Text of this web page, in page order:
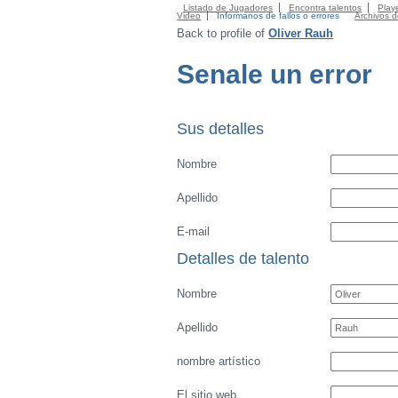
Listado de Jugadores Encontra talentos
Video
Informanos de fallos o errores Archivos
Back to profile of Oliver Rauh
Senale un error
Sus detalles
Nombre
Apellido
E-mail
Detalles de talento
Nombre
Apellido
nombre artístico
El sitio web